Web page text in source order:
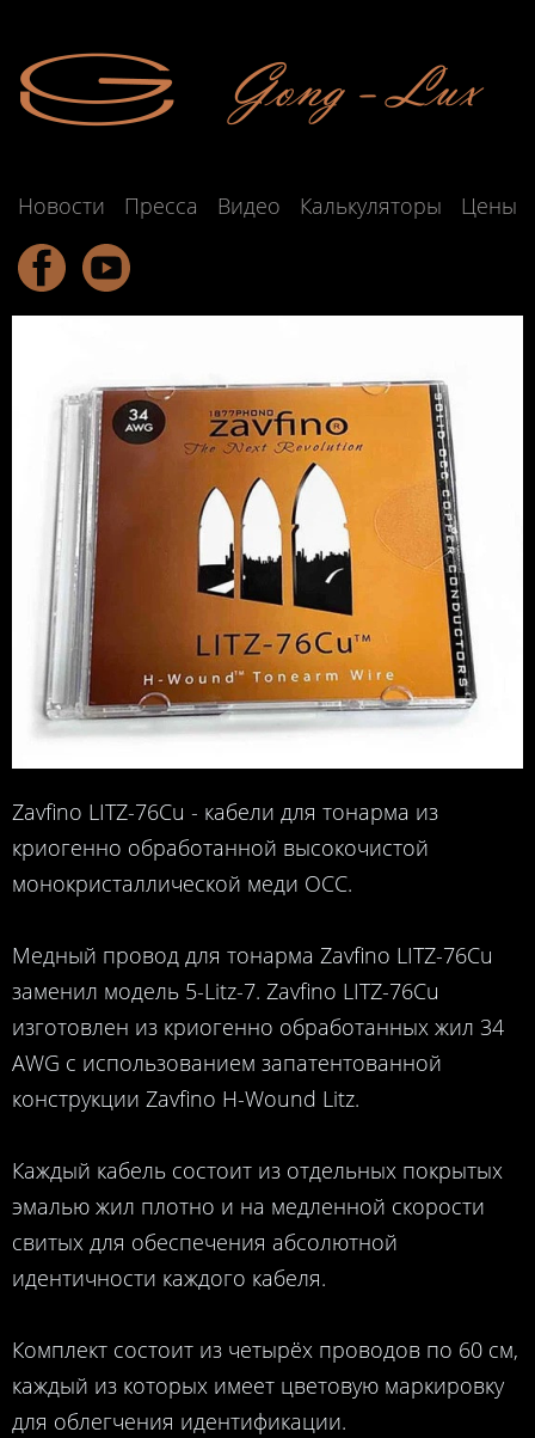
Новости Пресса Видео Калькуляторы Цены
Zavfino LITZ-76Cu - кабели для тонарма из
криогенно обработанной высокочистой
монокристаллической меди OCC.
Медный провод для тонарма Zavfino LITZ-76Cu
заменил модель 5-Litz-7. Zavfino LITZ-76Cu
изготовлен из криогенно обработанных жил 34
AWG с использованием запатентованной
конструкции Zavfino H-Wound Litz.
Каждый кабель состоит из отдельных покрытых
эмалью жил плотно и на медленной скорости
свитых для обеспечения абсолютной
идентичности каждого кабеля.
Комплект состоит из четырёх проводов по 60 см,
каждый из которых имеет цветовую маркировку
для облегчения идентификации.